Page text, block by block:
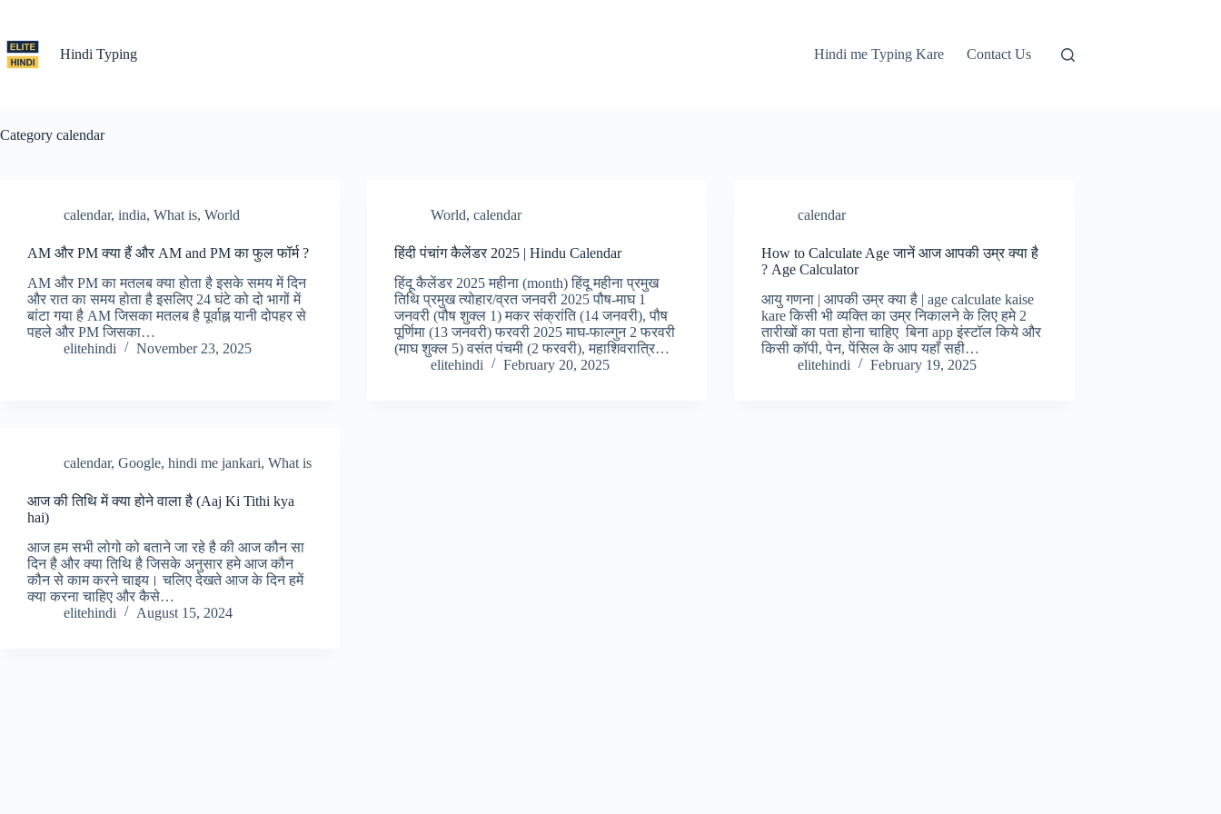
content
Hindi Typing
Hindi me Typing Kare Contact Us
Category calendar
calendar, india, What is, World
AM और PM क्या हैं और AM and PM का फुल फॉर्म ?
AM और PM का मतलब क्या होता है इसके समय में दिन
और रात का समय होता है इसलिए 24 घंटे को दो भागों में
बांटा गया है AM जिसका मतलब है पूर्वाह्न यानी दोपहर से
पहले और PM जिसका…
elitehindi
November 23, 2025
World,calendar
हिंदी पंचांग कैलेंडर 2025 | Hindu Calendar
हिंदू कैलेंडर 2025 महीना (month) हिंदू महीना प्रमुख
तिथि प्रमुख त्योहार/व्रत जनवरी 2025 पौष-माघ 1
जनवरी (पौष शुक्ल 1) मकर संक्रांति (14 जनवरी), पौष
पूर्णिमा (13 जनवरी) फरवरी 2025 माघ-फाल्गुन 2 फरवरी
(माघ शुक्ल 5) वसंत पंचमी (2 फरवरी), महाशिवरात्रि…
elitehindi
February 20, 2025
calendar
How to Calculate Age जानें आज आपकी उम्र क्या है
? Age Calculator
आयु गणना | आपकी उम्र क्या है | age calculate kaise
kare किसी भी व्यक्ति का उम्र निकालने के लिए हमे 2
तारीखों का पता होना चाहिए बिना app इंस्टॉल किये और
किसी कॉपी, पेन, पेंसिल के आप यहाँ सही…
elitehindi
February 19, 2025
calendar, Google, hindi me jankari, What is
आज की तिथि में क्या होने वाला है (Aaj Ki Tithi kya
hai)
आज हम सभी लोगो को बताने जा रहे है की आज कौन सा
दिन है और क्या तिथि है जिसके अनुसार हमे आज कौन
कौन से काम करने चाइय। चलिए देखते आज के दिन हमें
क्या करना चाहिए और कैसे…
elitehindi
August 15, 2024